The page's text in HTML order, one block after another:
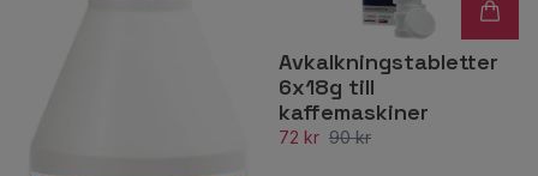
Avkalkningstabletter
6x18g till
kaffemaskiner
72 kr 90 kr